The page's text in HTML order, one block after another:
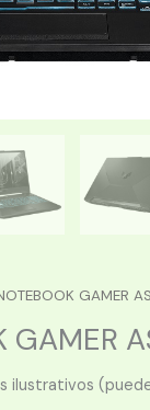
GAMER
GAMER
ilustrativos